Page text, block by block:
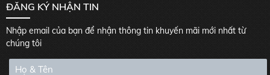
ĐĂNG KÝ NHẬN TIN
Nhập email của bạn để nhận thông tin khuyến mãi mới nhất từ
chúng tôi